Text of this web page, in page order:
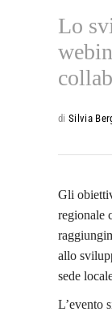
Lo
di Silvia
Gli
regionale
allo
sede
L’evento